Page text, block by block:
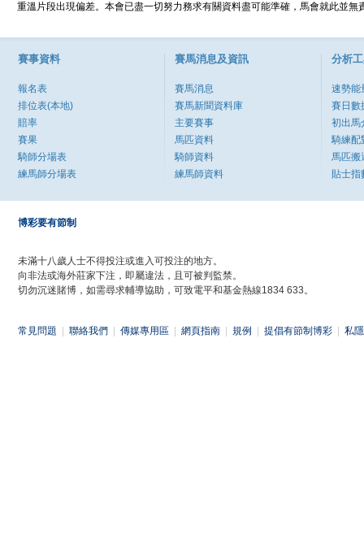
重溫片段出現偏差。本會已盡一切努力務求有關資料盡可能準確，馬會就此並
賽事資料
報名表
排位表(本地)
賠率
賽果
騎師分場表
練馬師分場表
賽馬消息及資訊
賽馬消息
賽馬新聞資料庫
主要賽事
馬匹資料
騎師資料
練馬師資料
分析
速勢能
賽日數
初出馬
騎練配
馬匹搬
貼士指
博彩要有節制
未滿十八歲人士不得投注或進入可投注的地方。
向非法或海外莊家下注，即屬違法，且可被判監禁。
切勿沉迷賭博，如需尋求輔導協助，可致電平和基金熱線1834 633。
常見問題 聯絡我們 傳媒專用區 網頁指南 規例 提倡有節制博彩 私